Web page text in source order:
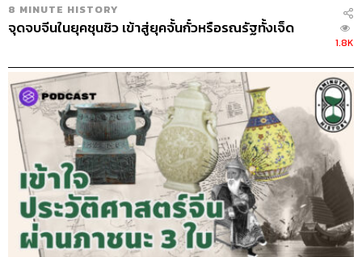
8 MINUTE HISTORY
จุดจบจีนในยุคชุนชิว เข้าสู่ยุคจั้นกั๋วหรือรณรัฐทั้งเจ็ด
1.8K